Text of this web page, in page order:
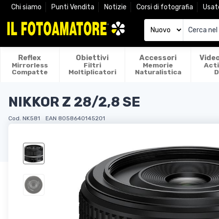
Chi siamo Punti Vendita Notizie Corsi di fotografia
Reflex
Mirrorless
Compatte
Obiettivi
Filtri
Moltiplicatori
Accessori
Memorie
Naturalistica
NIKKOR Z 28/2,8 SE
Cod. NK581 EAN 8058640145201